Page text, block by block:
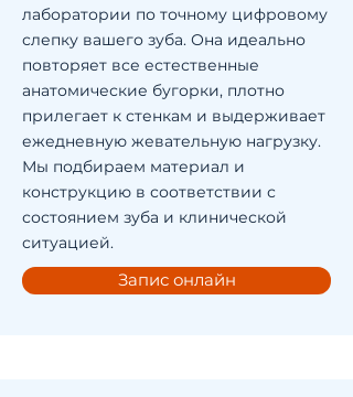
лаборатории по точному цифровому
слепку вашего зуба. Она идеально
повторяет все естественные
анатомические бугорки, плотно
прилегает к стенкам и выдерживает
ежедневную жевательную нагрузку.
Мы подбираем материал и
конструкцию в соответствии с
состоянием зуба и клинической
ситуацией.
Запис онлайн